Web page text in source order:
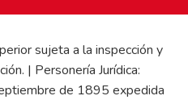
sujeta a la inspección y
| Personería Jurídica:
de 1895 expedida